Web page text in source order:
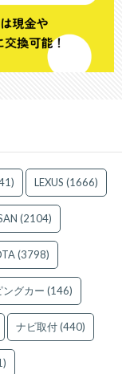
LEXUS (1666)
(2104)
(3798)
ングカー (146)
ナビ取付(440)